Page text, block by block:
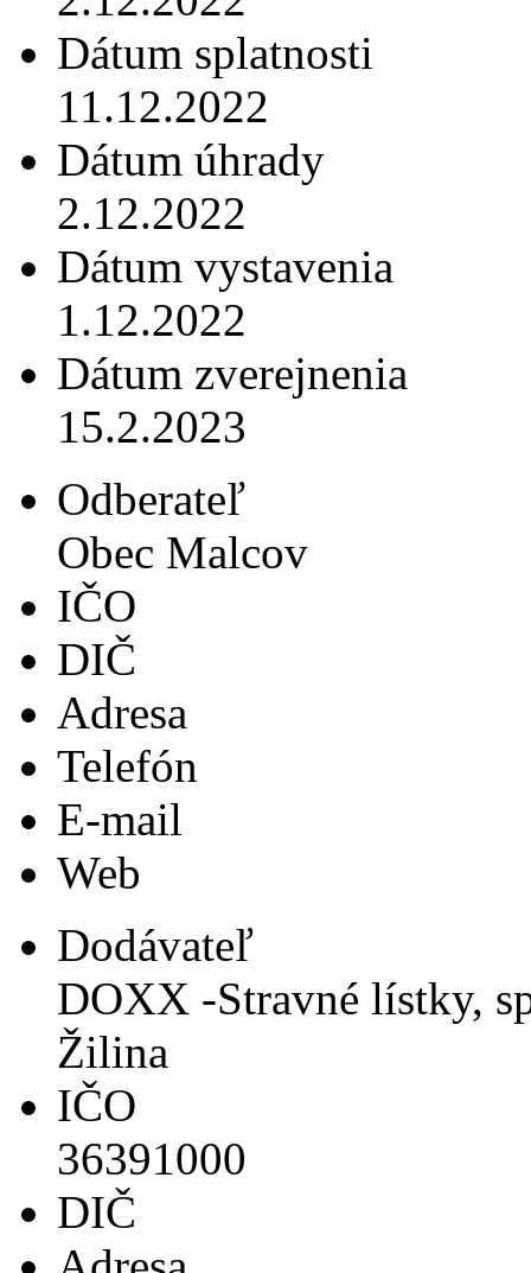
Dátum splatnosti
11.12.2022
Dátum úhrady
2.12.2022
Dátum vystavenia
1.12.2022
Dátum zverejnenia
15.2.2023
Odberateľ
Obec Malcov
IČO
DIČ
Adresa
Telefón
E-mail
Web
Dodávateľ
DOXX -Stravné lístky,
Žilina
IČO
36391000
DIČ